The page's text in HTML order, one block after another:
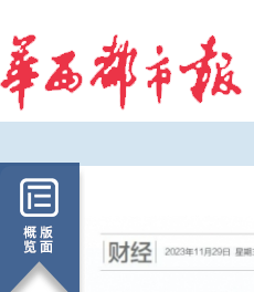
直播带货以次充好、拒不
算诈骗吗？